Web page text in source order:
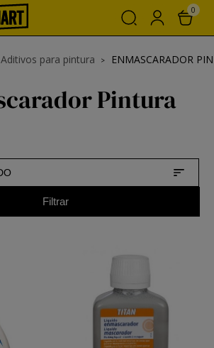
0
Aditivos para pintura ENMASCARADOR
Pintura
Filtrar